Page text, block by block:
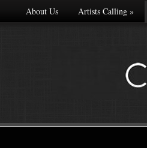
About Us Artists Calling»